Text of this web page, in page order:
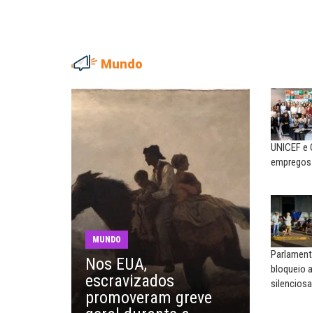
Mundo
MUNDO
Nos EUA,
escravizados
promoveram greve
UNICEF
bloqueio
NILTON NECO
Agosto Lilás: todos e todas no
combate à...
EDUARDO ANNUNCIATO CHICÃO
Sem salário digno e proteção
social, não existe...
EUSÉBIO PINTO NETO
A fortaleza do sindicato
SERGIO LUIZ LEITE
responsabilidade de
precisa voltar...
MIGUEL TORRES
A luta continua: agora o
o...
CARLOS LOPES